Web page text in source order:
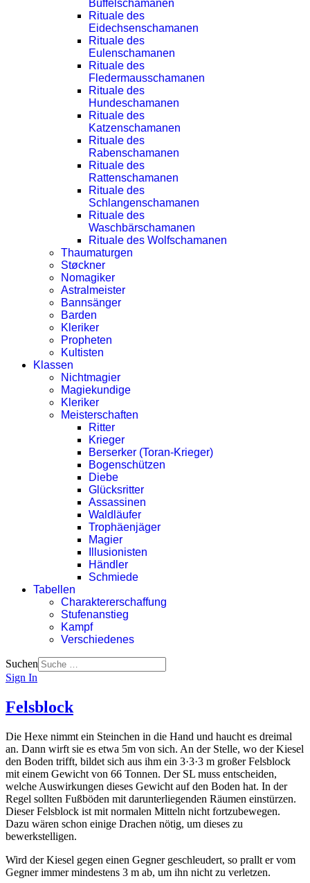
Büffelschamanen
Rituale des
Eidechsenschamanen
Rituale des
Eulenschamanen
Rituale des
Fledermausschamanen
Rituale des
Hundeschamanen
Rituale des
Katzenschamanen
Rituale des
Rabenschamanen
Rituale des
Rattenschamanen
Rituale des
Schlangenschamanen
Rituale des
Waschbärschamanen
Rituale des Wolfschamanen
Thaumaturgen
Støckner
Nomagiker
Astralmeister
Bannsänger
Barden
Kleriker
Propheten
Kultisten
Klassen
Nichtmagier
Magiekundige
Kleriker
Meisterschaften
Ritter
Krieger
Berserker (Toran-Krieger)
Bogenschützen
Diebe
Glücksritter
Assassinen
Waldläufer
Trophäenjäger
Magier
Illusionisten
Händler
Schmiede
Tabellen
Charaktererschaffung
Stufenanstieg
Kampf
Verschiedenes
Suchen
Sign In
Felsblock
Die Hexe nimmt ein Steinchen in die Hand und haucht es dreimal
an. Dann wirft sie es etwa 5m von sich. An der Stelle, wo der Kiesel
den Boden trifft, bildet sich aus ihm ein 3·3·3 m großer Felsblock
mit einem Gewicht von 66 Tonnen. Der SL muss entscheiden,
welche Auswirkungen dieses Gewicht auf den Boden hat. In der
Regel sollten Fußböden mit darunterliegenden Räumen einstürzen.
Dieser Felsblock ist mit normalen Mitteln nicht fortzubewegen.
Dazu wären schon einige Drachen nötig, um dieses zu
bewerkstelligen.
Wird der Kiesel gegen einen Gegner geschleudert, so prallt er vom
Gegner immer mindestens 3 m ab, um ihn nicht zu verletzen.